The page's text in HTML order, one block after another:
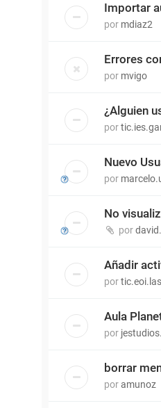
Importar
por mdiaz2
Errores
por mvigo
¿Alguien
por
Nuevo
por
No
por
Añadir
por
Aula
por
borrar
poramunoz